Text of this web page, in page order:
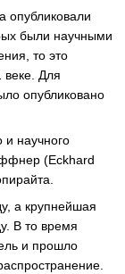
опубликовали
были научными
то это
веке. Для
опубликовано
и научного
(Eckhard
а крупнейшая
В то время
и прошло